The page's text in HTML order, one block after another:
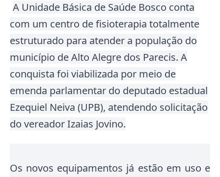
A Unidade Básica de Saúde Bosco conta
com um centro de fisioterapia totalmente
estruturado para atender a população do
município de Alto Alegre dos Parecis. A
conquista foi viabilizada por meio de
emenda parlamentar do deputado estadual
Ezequiel Neiva (UPB), atendendo solicitação
do vereador Izaias Jovino.
Os novos equipamentos já estão em uso e